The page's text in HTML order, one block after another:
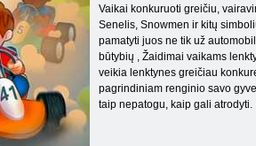
Vaikai konkuruoti greičiu,
Senelis, Snowmen ir kitų
pamatyti juos ne tik už
būtybių , Žaidimai vaikams
veikia lenktynes ​​greičiau
pagrindiniam renginio savo
taip nepatogu, kaip gali atrodyti.